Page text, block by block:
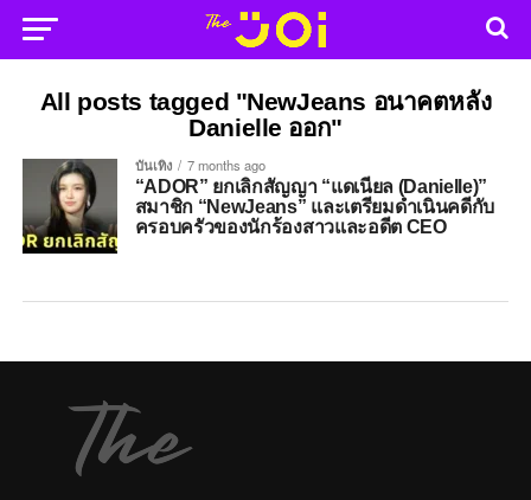
All posts tagged "NewJeans อนาคตหลัง
Danielle ออก"
บันเทิง 7 months ago
“ADOR” ยกเลิกสัญญา “แดเนียล (Danielle)”
สมาชิก “NewJeans” และเตรียมดำเนินคดีกับ
ครอบครัวของนักร้องสาวและอดีต CEO